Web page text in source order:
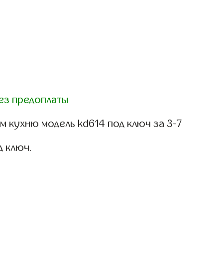
предоплаты
кухню модель kd614 под ключ за 3-7
ключ.